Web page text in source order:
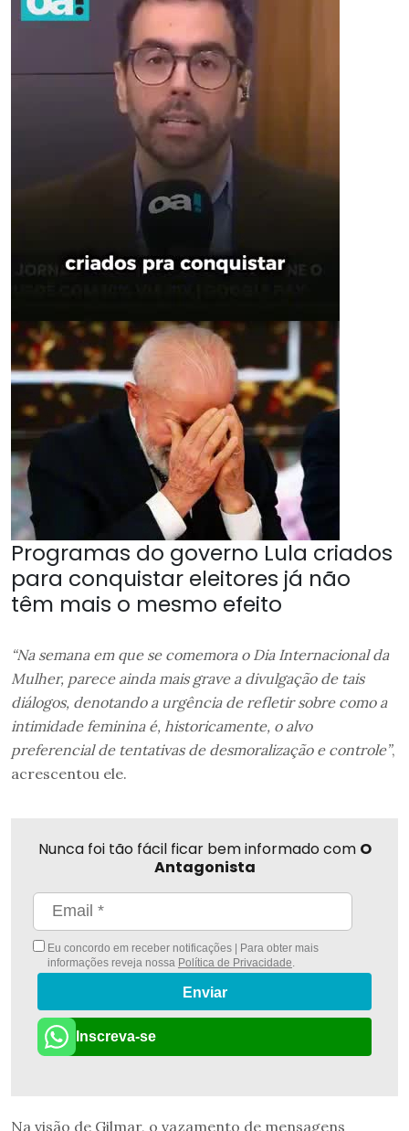
Programas do governo Lula criados
para conquistar eleitores já não
têm mais o mesmo efeito
“Na semana em que se comemora o Dia Internacional da
Mulher, parece ainda mais grave a divulgação de tais
diálogos, denotando a urgência de refletir sobre como a
intimidade feminina é, historicamente, o alvo
preferencial de tentativas de desmoralização e controle”,
acrescentou ele.
Nunca foi tão fácil ficar bem informado com O
Antagonista
Eu concordo em receber notificações | Para obter mais
informações reveja nossa Política de Privacidade
Enviar
Inscreva-se
Na visão de Gilmar, o vazamento de mensagens